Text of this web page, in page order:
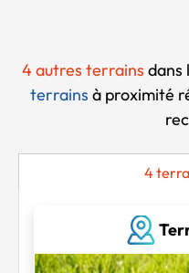
4 autres terrains dans
terrains à proximité
4